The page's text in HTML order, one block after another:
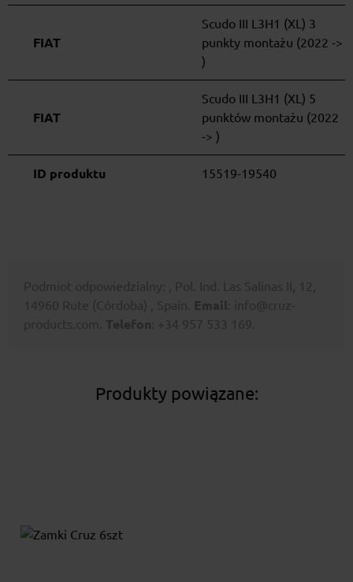
FIAT
Scudo III L3H1 (XL) 3
punkty montażu (2022 ->
)
FIAT
Scudo III L3H1 (XL) 5
punktów montażu (2022
-> )
ID produktu 15519-19540
Podmiot odpowiedzialny: , Pol. Ind. Las Salinas II, 12,
14960 Rute (Córdoba) , Spain.
Email : info@cruz-
products.com. Telefon : +34 957 533 169.
Produkty powiązane: